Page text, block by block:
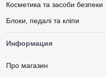
Косметика та засоби безпеки
Блоки, педалі та кліпи
Информация
Про магазин